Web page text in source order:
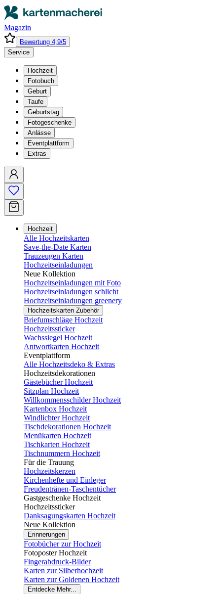
Magazin
Bewertung 4,9/5
Service
Hochzeit
Fotobuch
Geburt
Taufe
Geburtstag
Fotogeschenke
Anlässe
Eventplattform
Extras
Hochzeit
Alle Hochzeitskarten
Save-the-Date Karten
Trauzeugen Karten
Hochzeitseinladungen
Neue Kollektion
Hochzeitseinladungen mit Foto
Hochzeitseinladungen schlicht
Hochzeitseinladungen greenery
Hochzeitskarten Zubehör
Briefumschläge Hochzeit
Hochzeitssticker
Wachssiegel Hochzeit
Antwortkarten Hochzeit
Eventplattform
Alle Hochzeitsdeko & Extras
Hochzeitsdekorationen
Gästebücher Hochzeit
Sitzplan Hochzeit
Willkommensschilder Hochzeit
Kartenbox Hochzeit
Windlichter Hochzeit
Tischdekorationen Hochzeit
Menükarten Hochzeit
Tischkarten Hochzeit
Tischnummern Hochzeit
Für die Trauung
Hochzeitskerzen
Kirchenhefte und Einleger
Freudentränen-Taschentücher
Gastgeschenke Hochzeit
Hochzeitssticker
Danksagungskarten Hochzeit
Neue Kollektion
Erinnerungen
Fotobücher zur Hochzeit
Fotoposter Hochzeit
Fingerabdruck-Bilder
Karten zur Silberhochzeit
Karten zur Goldenen Hochzeit
Entdecke Mehr...